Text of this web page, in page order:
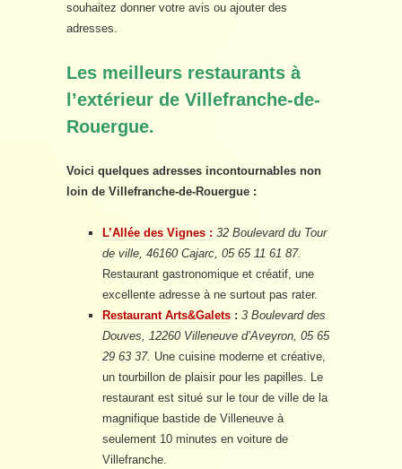
souhaitez donner votre avis ou ajouter des
adresses.
Les meilleurs restaurants à
l’extérieur de Villefranche-de-
Rouergue.
Voici quelques adresses incontournables non
loin de Villefranche-de-Rouergue :
L’Allée des Vignes : 32 Boulevard du Tour
de ville, 46160 Cajarc, 05 65 11 61 87.
Restaurant gastronomique et créatif, une
excellente adresse à ne surtout pas rater.
Restaurant Arts&Galets : 3 Boulevard des
Douves, 12260 Villeneuve d’Aveyron, 05 65
29 63 37. Une cuisine moderne et créative,
un tourbillon de plaisir pour les papilles. Le
restaurant est situé sur le tour de ville de la
magnifique bastide de Villeneuve à
seulement 10 minutes en voiture de
Villefranche.